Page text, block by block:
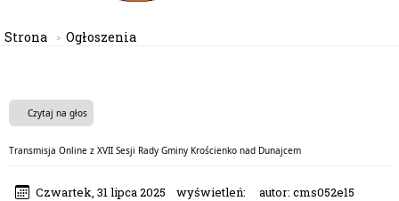
Strona Ogłoszenia
Czytaj na głos
Transmisja Online z XVII Sesji Rady Gminy Krościenko nad Dunajcem
Czwartek, 31 lipca 2025 wyświetleń: autor: cms052e15